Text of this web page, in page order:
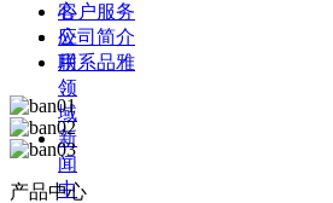
心
应
用
领
域
新
闻
中
客户服务
公司简介
联系品雅
产品中心